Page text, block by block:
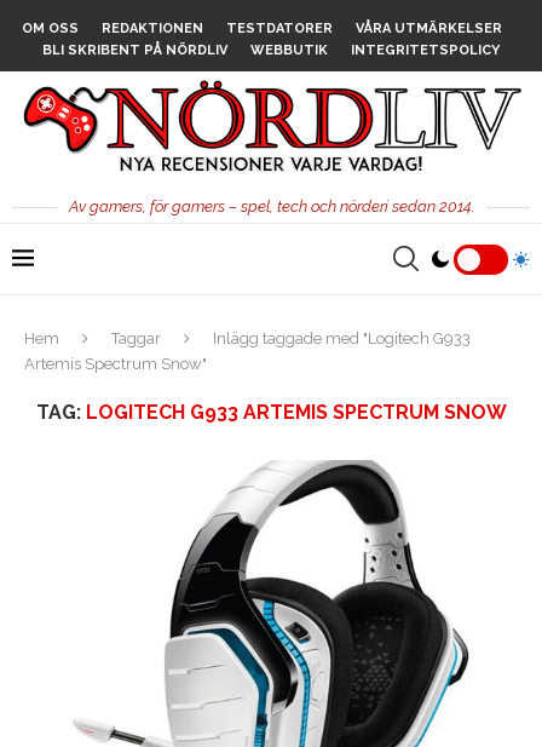
OM OSS REDAKTIONEN TESTDATORER
VÅRA UTMÄRKELSER
BLI SKRIBENT PÅ NÖRDLIV
WEBBUTIK INTEGRITETSPOLICY
Av gamers, för gamers – spel, tech och nörderi sedan 2014.
Hem Taggar
Inlägg taggade med "Logitech G933
Artemis Spectrum Snow"
TAG: LOGITECH G933 ARTEMIS SPECTRUM SNOW